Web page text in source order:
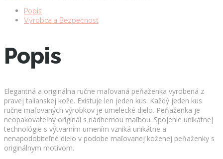
Popis
Výrobca a Bezpečnosť
Popis
Elegantná a originálna ručne maľovaná peňaženka vyrobená z
pravej talianskej kože. Existuje len jeden kus. Každý jeden kus
ručne maľovaných výrobkov je umelecké dielo. Peňaženka je
neopakovateľný originál s nádhernou maľbou. Spojenie unikátnej
technológie s výtvarním umením vzniká unikátne a
nenapodobiteľné dielo v podobe maľovanej koženej peňaženky s
originálnym motívom.